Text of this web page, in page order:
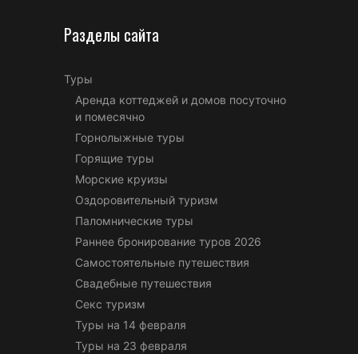
Разделы сайта
Туры
Аренда коттеджей и домов посуточно
и помесячно
Горнолыжные туры
Горящие туры
Морские круизы
Оздоровительный туризм
Паломнические туры
Раннее бронирование туров 2026
Самостоятельные путешествия
Свадебные путешествия
Секс туризм
Туры на 14 февраля
Туры на 23 февраля